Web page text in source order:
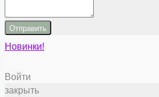
Отправить
Новинки!
Войти
закрыть